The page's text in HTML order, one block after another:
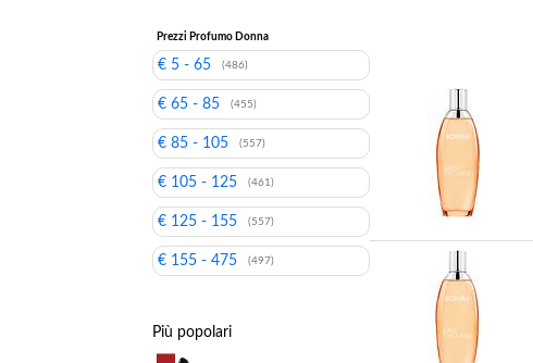
Prezzi Profumo Donna
€ 5 - 65 (486)
€ 65 - 85 (455)
€ 85 - 105 (557)
€ 105 - 125 (461)
€ 125 - 155 (557)
€ 155 - 475 (497)
Più popolari